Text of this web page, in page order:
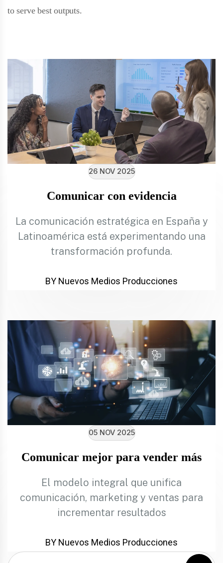
to serve best outputs.
26 NOV 2025
Comunicar con evidencia
La comunicación estratégica en España y
Latinoamérica está experimentando una
transformación profunda.
BY Nuevos Medios Producciones
05 NOV 2025
Comunicar mejor para vender más
El modelo integral que unifica
comunicación, marketing y ventas para
incrementar resultados
BY Nuevos Medios Producciones